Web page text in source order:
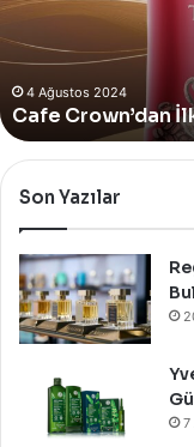
Alan
Yeni
Summer
Pop-
Up
Mağazasını
Özel
Bir
Kutladı!
Yves Rocher,
Summer Pop-Up
Kutladı!
Son Yazılar
7